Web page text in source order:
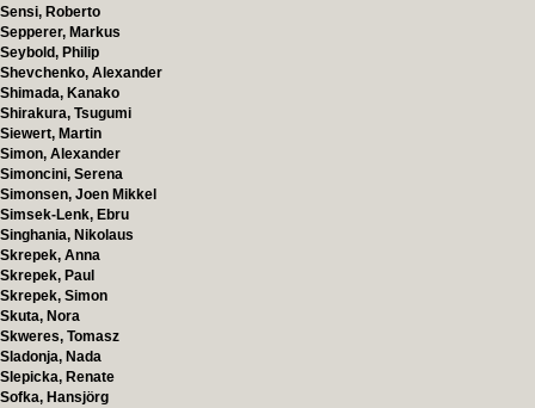
Sensi, Roberto
Sepperer, Markus
Seybold, Philip
Shevchenko, Alexander
Shimada, Kanako
Shirakura, Tsugumi
Siewert, Martin
Simon, Alexander
Simoncini, Serena
Simonsen, Joen Mikkel
Simsek-Lenk, Ebru
Singhania, Nikolaus
Skrepek, Anna
Skrepek, Paul
Skrepek, Simon
Skuta, Nora
Skweres, Tomasz
Sladonja, Nada
Slepicka, Renate
Sofka, Hansjörg